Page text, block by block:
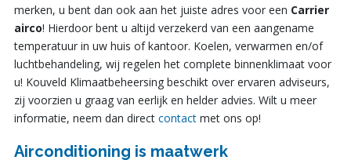
merken, u bent dan ook aan het juiste adres voor een Carrier
airco! Hierdoor bent u altijd verzekerd van een aangename
temperatuur in uw huis of kantoor. Koelen, verwarmen en/of
luchtbehandeling, wij regelen het complete binnenklimaat voor
u! Kouveld Klimaatbeheersing beschikt over ervaren adviseurs,
zij voorzien u graag van eerlijk en helder advies. Wilt u meer
informatie, neem dan direct contactmet ons op!
Airconditioning is maatwerk